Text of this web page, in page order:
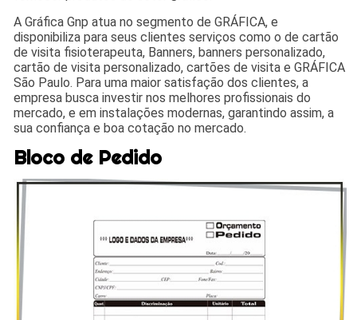
A Gráfica Gnp atua no segmento de GRÁFICA, e
disponibiliza para seus clientes serviços como o de cartão
de visita fisioterapeuta, Banners, banners personalizado,
cartão de visita personalizado, cartões de visita e GRÁFICA
São Paulo. Para uma maior satisfação dos clientes, a
empresa busca investir nos melhores profissionais do
mercado, e em instalações modernas, garantindo assim, a
sua confiança e boa cotação no mercado.
Bloco de Pedido